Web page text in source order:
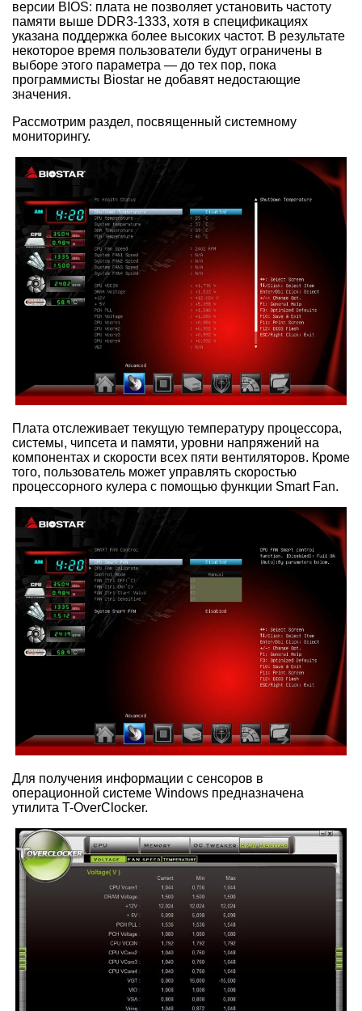
версии BIOS: плата не позволяет установить частоту
памяти выше DDR3-1333, хотя в спецификациях
указана поддержка более высоких частот. В результате
некоторое время пользователи будут ограничены в
выборе этого параметра — до тех пор, пока
программисты Biostar не добавят недостающие
значения.
Рассмотрим раздел, посвященный системному
мониторингу.
Плата отслеживает текущую температуру процессора,
системы, чипсета и памяти, уровни напряжений на
компонентах и скорости всех пяти вентиляторов. Кроме
того, пользователь может управлять скоростью
процессорного кулера с помощью функции Smart Fan.
Для получения информации с сенсоров в
операционной системе Windows предназначена
утилита T-OverClocker.